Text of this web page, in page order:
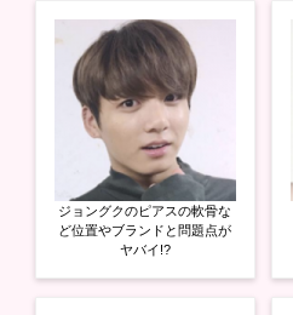
ド
ウ
開
き
ま
す
ジョングクのピアスの軟骨な
ど位置やブランドと問題点が
ヤバイ!?